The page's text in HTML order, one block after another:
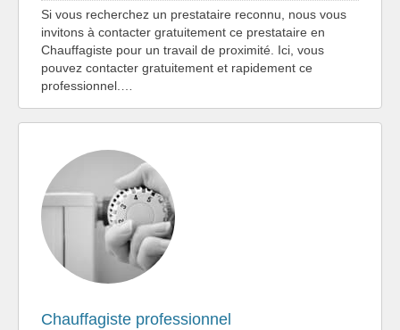
Si vous recherchez un prestataire reconnu, nous vous
invitons à contacter gratuitement ce prestataire en
Chauffagiste pour un travail de proximité. Ici, vous
pouvez contacter gratuitement et rapidement ce
professionnel.…
Chauffagiste professionnel